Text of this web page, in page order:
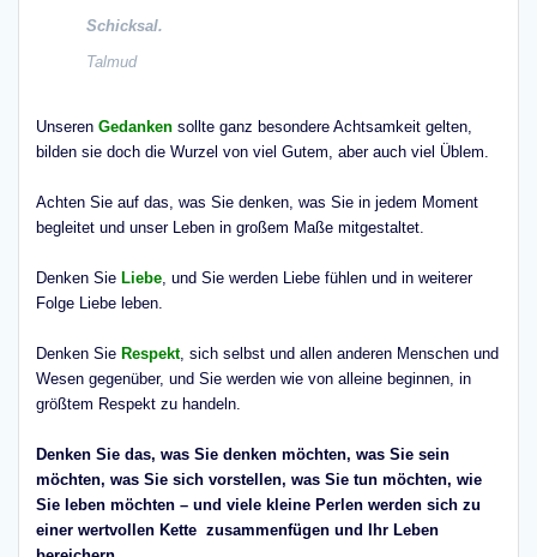
Schicksal.
Talmud
Unseren Gedanken sollte ganz besondere Achtsamkeit gelten,
bilden sie doch die Wurzel von viel Gutem, aber auch viel Üblem.
Achten Sie auf das, was Sie denken, was Sie in jedem Moment
begleitet und unser Leben in großem Maße mitgestaltet.
Denken Sie Liebe , und Sie werden Liebe fühlen und in weiterer
Folge Liebe leben.
Denken Sie Respekt, sich selbst und allen anderen Menschen und
Wesen gegenüber, und Sie werden wie von alleine beginnen, in
größtem Respekt zu handeln.
Denken Sie das, was Sie denken möchten, was Sie sein
möchten, was Sie sich vorstellen, was Sie tun möchten, wie
Sie leben möchten – und viele kleine Perlen werden sich zu
einer wertvollen Kette zusammenfügen und Ihr Leben